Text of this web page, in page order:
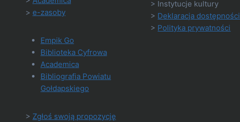
> e-zasoby
Empik Go
Biblioteka Cyfrowa
Academica
Bibliografia Powiatu
Gołdapskiego
> Zgłoś swoją propozycję
> Instytucje kultury
> Deklaracja dostępności
> Polityka prywatności